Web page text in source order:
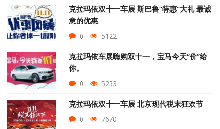
克拉玛依双十一车展 斯巴鲁“特惠”大礼 最诚
意的优惠
0 5122
克拉玛依车展嗨购双十一，宝马今天“价”给
你。
0 5253
克拉玛依双十一车展 北京现代税末狂欢节
0 7670